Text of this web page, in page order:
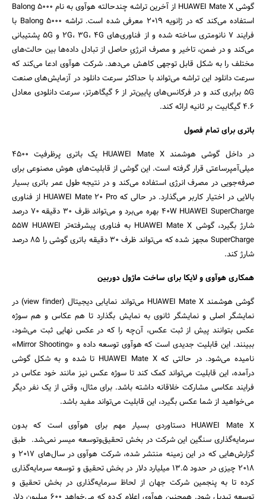
گوشی HUAWEI Mate X از آخرین تراشه چندحالته هوآوی به نام Balong 5000
استفاده می‌کند که در ژانویه ۲۰۱۹ معرفی شده است. تراشه Balong 5000 با
فرایند ۷ نانومتری ساخته شده و از فناوری‌های 2G، 3G، 4G و 5G پشتیبانی
می‌کند و در ضمن، تاخیر و مصرف انرژیِ حاصل از تبادل داده‌ها بین حالت‌های
مختلف را به شکل قابل توجهی کاهش می‌دهد. شرکت هوآوی ادعا می‌کند که
سرعت دانلود این تراشه می‌تواند با حداکثر سرعت دانلود در آزمایش‌های صنعت
5G برابری کند و در فرکانس‌های پایین‌تر از ۶ گیگاهرتز، سرعت دانلودی معادل
۴.۶ گیگابیت بر ثانیه ارائه کند.
باتری‌ برای تمام فصول
در داخل گوشی هوشمند HUAWEI Mate X یک باتری پرظرفیت ۴۵۰۰
میلی‌آمپرساعتی قرار گرفته است. این گوشی از قابلیت‌های هوش مصنوعی برای
صرفه‌جویی در مصرف انرژی استفاده می‌کند و در نتیجه طول عمر باتری بسیار
بالایی در اختیار کاربر می‌گذارد. در حالی که HUAWEI Mate 20 Pro از فناوری
40W HUAWEI SuperCharge بهره می‌برد و می‌تواند ظرف ۳۰ دقیقه ۷۰ درصد
شارژ بگیرد، گوشی HUAWEI Mate X به فناوری پیشرفته‌تر 55W HUAWEI
SuperCharge مجهز شده که می‌تواند ظرف ۳۰ دقیقه باتری گوشی را ۸۵ درصد
شارژ کند.
همکاری هوآوی و لایکا برای ساخت ماژول دوربین
گوشی هوشمند HUAWEI Mate X می‌تواند نمایابی دیجیتال (view finder) در
نمایشگر اصلی و نمایشگر ثانوی به نمایش بگذارد تا هم عکاس و هم سوژه
عکس بتوانند پیش از ثبت عکس، آن‌چه را که در عکس نهایی ثبت می‌شود،
ببینند. این قابلیت جدیدی است که هوآوی توسعه داده و «Mirror Shooting»
نامیده می‌شود. در حالتی که HUAWEI Mate X تا شده و به شکل گوشی
درآمده، این قابلیت می‌تواند کمک کند تا سوژه عکس نیز مانند خود عکاس در
فرایند عکاسی مشارکت خلاقانه داشته باشد. برای مثال، وقتی از یک نفر دیگر
می‌خواهید از شما عکس بگیرد، این قابلیت می‌تواند مفید باشد.
HUAWEI Mate X دستاوردی بسیار مهم برای هوآوی است که بدون
سرمایه‌گذاری سنگین این شرکت در بخش تحقیق‌و‌توسعه میسر نمی‌شد. طبق
گزارش‌هایی که در این زمینه منتشر شده، شرکت هوآوی در سال‌های ۲۰۱۷ و
۲۰۱۸ چیزی در حدود ۱۳.۵ میلیارد دلار در بخش تحقیق و توسعه سرمایه‌گذاری
کرده تا به پنجمین شرکت جهان از لحاظ سرمایه‌گذاری در بخش تحقیق و